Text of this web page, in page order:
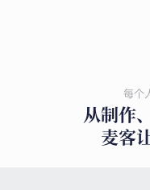
每个
从制作
麦客